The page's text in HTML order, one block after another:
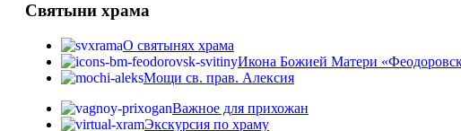
Святыни храма
О святынях храма
Икона Божией Матери
Мощи св. прав. Алексия
Важное для прихожан
Экскурсия по храму